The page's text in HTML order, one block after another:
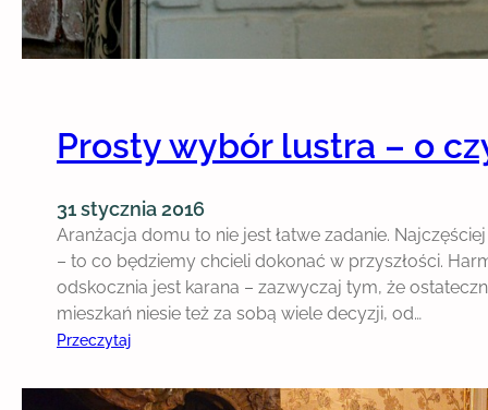
w
s
ą
k
u
c
h
n
e
Prosty wybór lustra – o
31 stycznia 2016
Aranżacja domu to nie jest łatwe zadanie.
– to co będziemy chcieli dokonać w przyszłości.
odskocznia jest karana – zazwyczaj tym, że
mieszkań niesie też za sobą wiele decyzji, od…
Przeczytaj:
r